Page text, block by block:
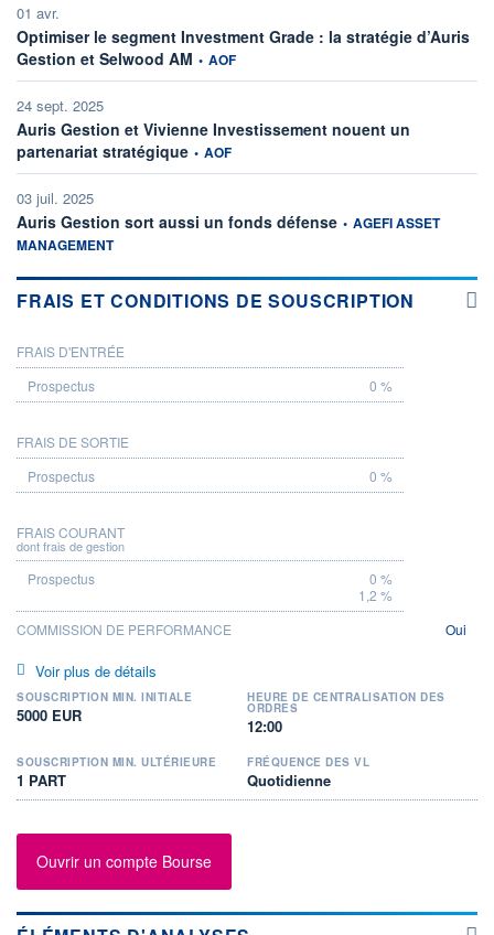
01 avr.
Optimiser le segment Investment Grade : la stratégie d’Auris
Gestion et Selwood AM information fournie par
• AOF
24 sept. 2025
Auris Gestion et Vivienne Investissement nouent un
partenariat stratégique information fournie par
• AOF
03 juil. 2025
Auris Gestion sort aussi un fonds défense information fournie par
• AGEFI ASSET
MANAGEMENT
FRAIS ET CONDITIONS DE SOUSCRIPTION
PROSPECTUS
FRAIS D'ENTRÉE
0 %
FRAIS DE SORTIE
0 %
FRAIS COURANT
dont frais de gestion
0 %
1,2 %
COMMISSION DE PERFORMANCE
Oui
Voir plus de détails
SOUSCRIPTION MIN. INITIALE
5000 EUR
HEURE DE CENTRALISATION DES
ORDRES
12:00
SOUSCRIPTION MIN. ULTÉRIEURE
1 PART
FRÉQUENCE DES VL
Quotidienne
Ouvrir un compte Bourse